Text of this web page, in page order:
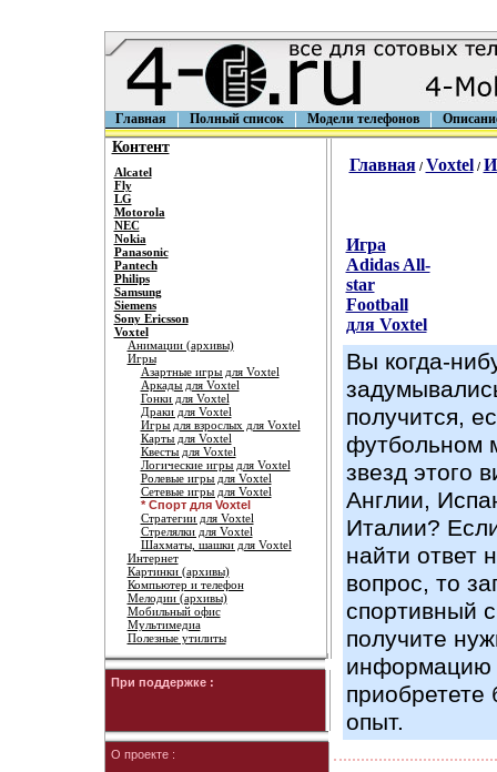
Главная Полный список Модели телефонов
Контент
Alcatel
Fly
LG
Motorola
NEC
Nokia
Panasonic
Pantech
Philips
Samsung
Siemens
Sony Ericsson
Voxtel
Анимации (архивы)
Игры
Азартные игры для Voxtel
Аркады для Voxtel
Гонки для Voxtel
Драки для Voxtel
Игры для взрослых для Voxtel
Карты для Voxtel
Квесты для Voxtel
Логические игры для Voxtel
Ролевые игры для Voxtel
Сетевые игры для Voxtel
* Спорт для Voxtel
Стратегии для Voxtel
Стрелялки для Voxtel
Шахматы, шашки для Voxtel
Интернет
Картинки (архивы)
Компьютер и телефон
Мелодии (архивы)
Мобильный офис
Мультимедиа
Полезные утилиты
При поддержке :
О проекте :
Главная/ Voxtel /
Игра
Adidas All-
star
Football
для Voxtel
Вы когда-
получится,
футбольном
звезд этого
Англии,
Италии?
найти ответ
вопрос, то
спортивный
получите
информацию
опыт.